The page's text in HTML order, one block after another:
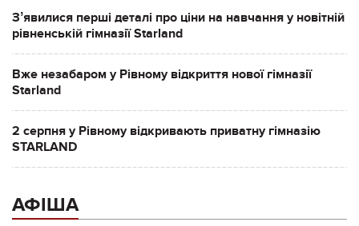
Зʼявилися перші деталі про ціни на навчання у новітній
рівненській гімназії Starland
Вже незабаром у Рівному відкриття нової гімназії
Starland
2 серпня у Рівному відкривають приватну гімназію
STARLAND
АФІША